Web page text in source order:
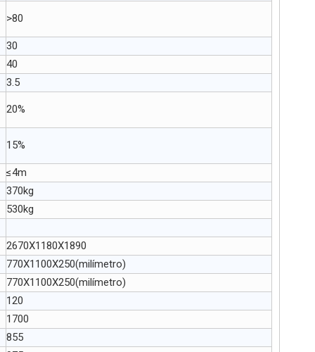
>80
30
40
3.5
20%
15%
≤4m
370kg
530kg
2670X1180X1890
770X1100X250(milímetro)
770X1100X250(milímetro)
120
1700
855